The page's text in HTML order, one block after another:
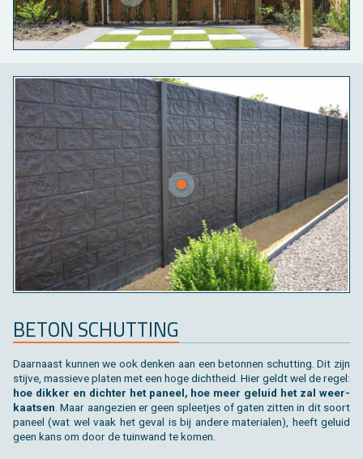
BETON SCHUT­TING
Daar­naast kun­nen we ook den­ken aan een be­ton­nen schut­ting. Dit zijn
stij­ve, mas­sie­ve pla­ten met een hoge dicht­heid. Hier geldt wel de regel:
hoe dik­ker en dich­ter het pa­neel, hoe meer ge­luid het zal weer­
kaat­sen. Maar aan­ge­zien er geen splee­tjes of gaten zit­ten in dit soort
pa­neel (wat wel vaak het geval is bij an­de­re ma­te­ri­a­len), heeft ge­luid
geen kans om door de tuin­wand te komen.